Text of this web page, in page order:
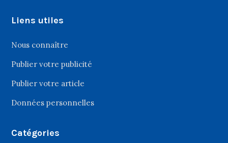
Liens utiles
Nous connaître
Publier votre publicité
Publier votre article
Données personnelles
Catégories